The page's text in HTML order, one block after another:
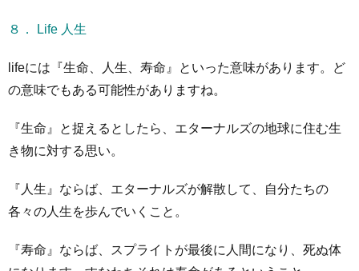
８． Life 人生
lifeには『生命、人生、寿命』といった意味があります。ど
の意味でもある可能性がありますね。
『生命』と捉えるとしたら、エターナルズの地球に住む生
き物に対する思い。
『人生』ならば、エターナルズが解散して、自分たちの
各々の人生を歩んでいくこと。
『寿命』ならば、スプライトが最後に人間になり、死ぬ体